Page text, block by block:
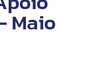
Maio